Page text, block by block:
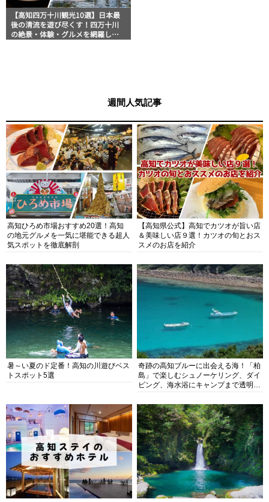
【高知四万十川観光10選】日本最
後の清流を遊び尽くす！四万十川
の絶景・体験・グルメを網羅した
週間人気記事
高知ひろめ市場おすすめ20選！高知
の地元グルメを一気に堪能できる超人
気スポットを徹底解剖
【高知県公式】高知でカツオが旨い店
＆美味しい店９選！カツオの旬とおス
スメのお店を紹介
暑～い夏のド定番！高知の川遊びベス
トスポット5選
奇跡の高知ブルーに出会える海！「柏
島」で楽しむシュノーケリング、ダイ
ビング、海水浴にキャンプまで透明度